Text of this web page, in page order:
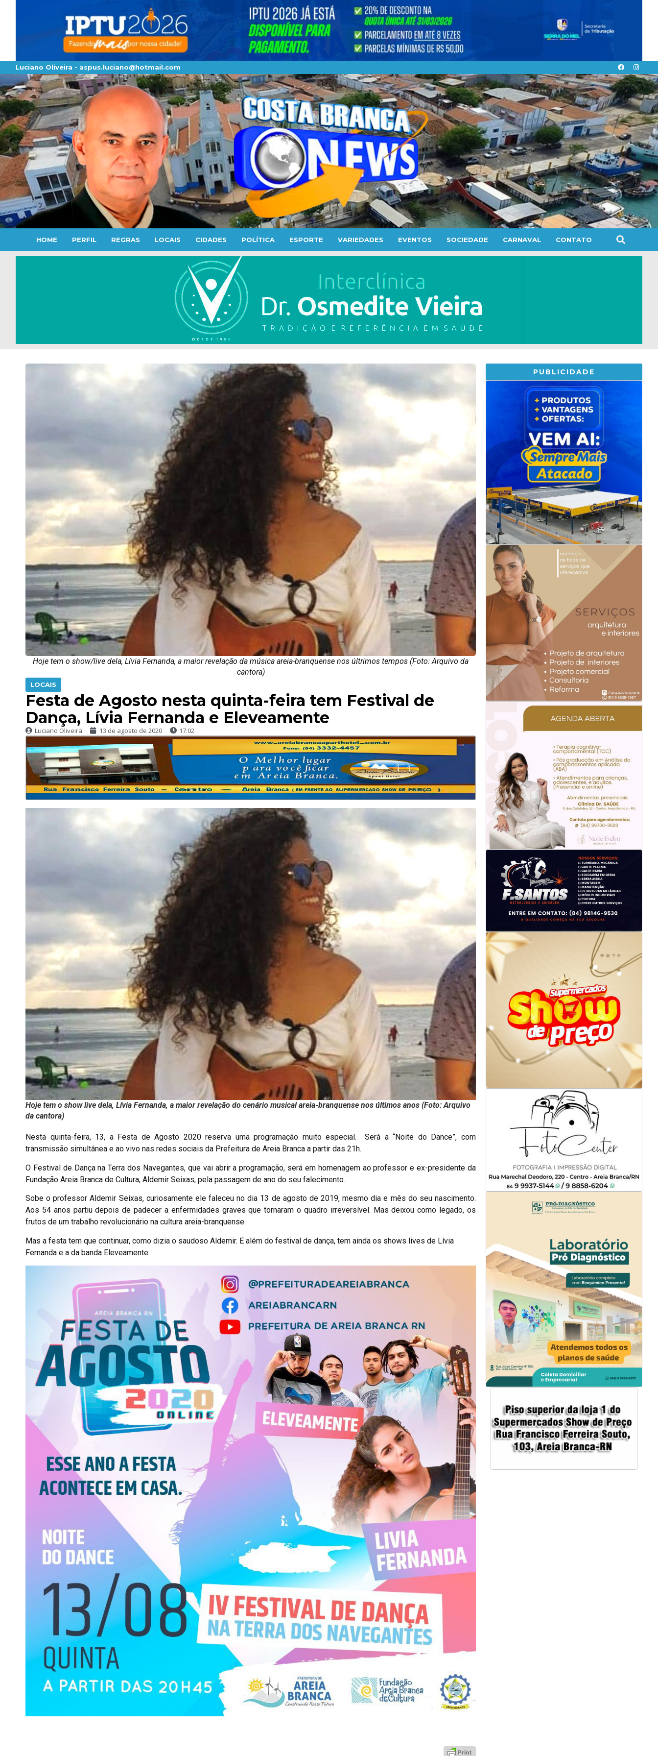
Luciano Oliveira - aspus.luciano@hotmail.com
HOME PERFIL REGRAS LOCAIS CIDADES POLÍTICA ESPORTE VARIEDADES EVENTOS SOCIEDADE CARNAVAL CONTATO
Hoje tem o show/live dela, Lívia Fernanda, a maior revelação da música areia-branquense nos últrimos tempos (Foto: Arquivo da
cantora)
LOCAIS
Festa de Agosto nesta quinta-feira tem Festival de
Dança, Lívia Fernanda e Eleveamente
Luciano Oliveira 13 de agosto de 2020 17:02
Hoje tem o show live dela, Lívia Fernanda, a maior revelação do cenário musical areia-branquense nos últimos anos (Foto: Arquivo
da cantora)
Nesta quinta-feira, 13, a Festa de Agosto 2020 reserva uma programação muito especial. Será a “Noite do Dance”, com
transmissão simultânea e ao vivo nas redes sociais da Prefeitura de Areia Branca a partir das 21h.
O Festival de Dança na Terra dos Navegantes, que vai abrir a programação, será em homenagem ao professor e ex-presidente da
Fundação Areia Branca de Cultura, Aldemir Seixas, pela passagem de ano do seu falecimento.
Sobe o professor Aldemir Seixas, curiosamente ele faleceu no dia 13 de agosto de 2019, mesmo dia e mês do seu nascimento.
Aos 54 anos partiu depois de padecer a enfermidades graves que tornaram o quadro irreversível. Mas deixou como legado, os
frutos de um trabalho revolucionário na cultura areia-branquense.
Mas a festa tem que continuar, como dizia o saudoso Aldemir. E além do festival de dança, tem ainda os shows lives de Lívia
Fernanda e a da banda Eleveamente.
PUBLICIDADE